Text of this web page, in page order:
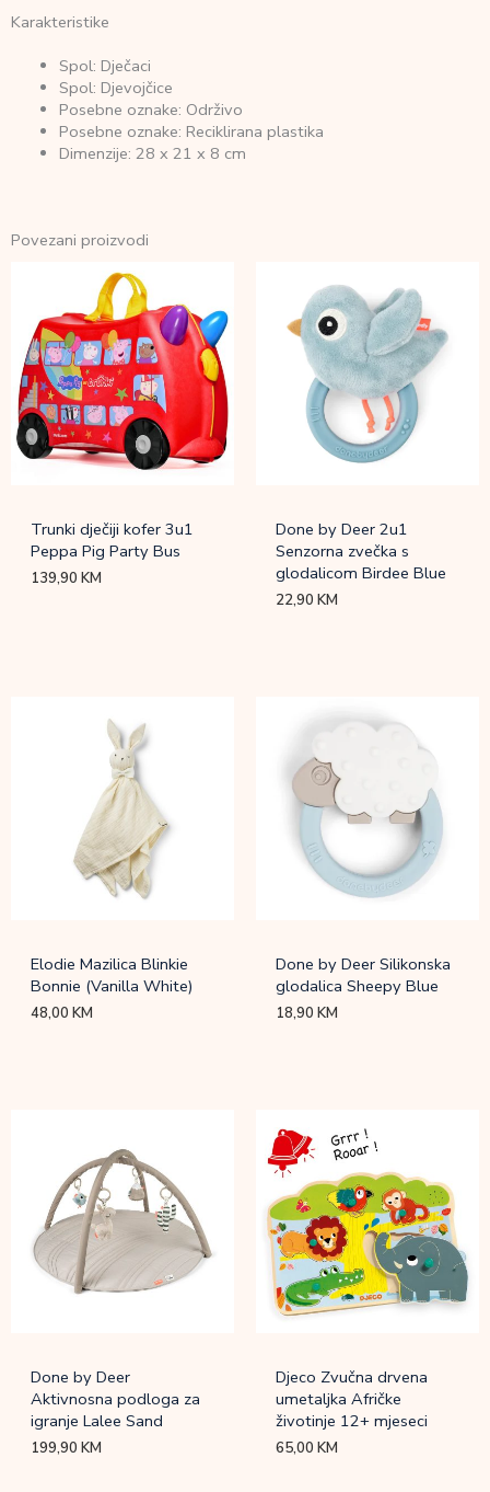
Karakteristike
Spol: Dječaci
Spol: Djevojčice
Posebne oznake: Održivo
Posebne oznake: Reciklirana plastika
Dimenzije: 28 x 21 x 8 cm
Povezani proizvodi
Trunki dječiji kofer 3u1
Peppa Pig Party Bus
139,90KM
Done by Deer 2u1
Senzorna zvečka s
glodalicom Birdee Blue
22,90KM
Elodie Mazilica Blinkie
Bonnie (Vanilla White)
48,00KM
Done by Deer Silikonska
glodalica Sheepy Blue
18,90KM
Done by Deer
Aktivnosna podloga za
igranje Lalee Sand
199,90KM
Djeco Zvučna drvena
umetaljka Afričke
životinje 12+ mjeseci
65,00KM